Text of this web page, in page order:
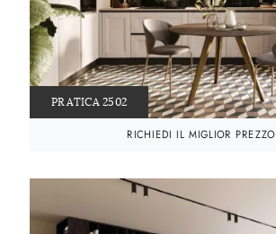
PRATICA 2502
RICHIEDI IL MIGLIOR PREZZO